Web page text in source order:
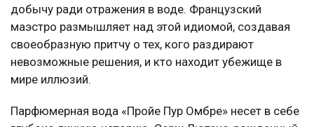
добычу ради отражения в воде. Французский
маэстро размышляет над этой идиомой, создавая
своеобразную притчу о тех, кого раздирают
невозможные решения, и кто находит убежище в
мире иллюзий.
Парфюмерная вода «Пройе Пур Омбре» несет в себе